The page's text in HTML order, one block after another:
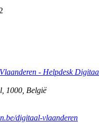
- Helpdesk
, 1000, België
digitaal-vlaanderen